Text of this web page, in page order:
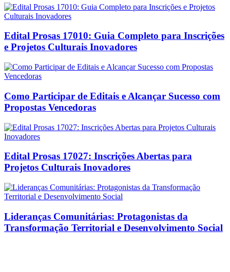
Edital Prosas 17010: Guia Completo para Inscrições
e Projetos Culturais Inovadores
Como Participar de Editais e Alcançar Sucesso com
Propostas Vencedoras
Edital Prosas 17027: Inscrições Abertas para
Projetos Culturais Inovadores
Lideranças Comunitárias: Protagonistas da
Transformação Territorial e Desenvolvimento Social